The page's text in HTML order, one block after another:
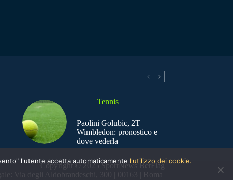
Tennis
Paolini Golubic, 2T
Wimbledon: pronostico e
dove vederla
Copyright © 2025 SportNews BetFlag
Via degli Aldobrandeschi, 300 | 00163 | Roma
l'utente accetta automaticamente l'utilizzo dei cookie.